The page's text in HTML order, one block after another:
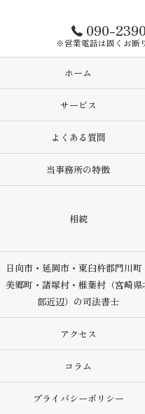
090-
※営業電話は固くお断
ホーム
サービス
よくある質問
当事務所の特徴
相続
日向市・延岡市・東臼杵郡門川町
美郷町・諸塚村・椎葉村（宮崎県
部近辺）の司法書士
アクセス
コラム
プライバシーポリシー